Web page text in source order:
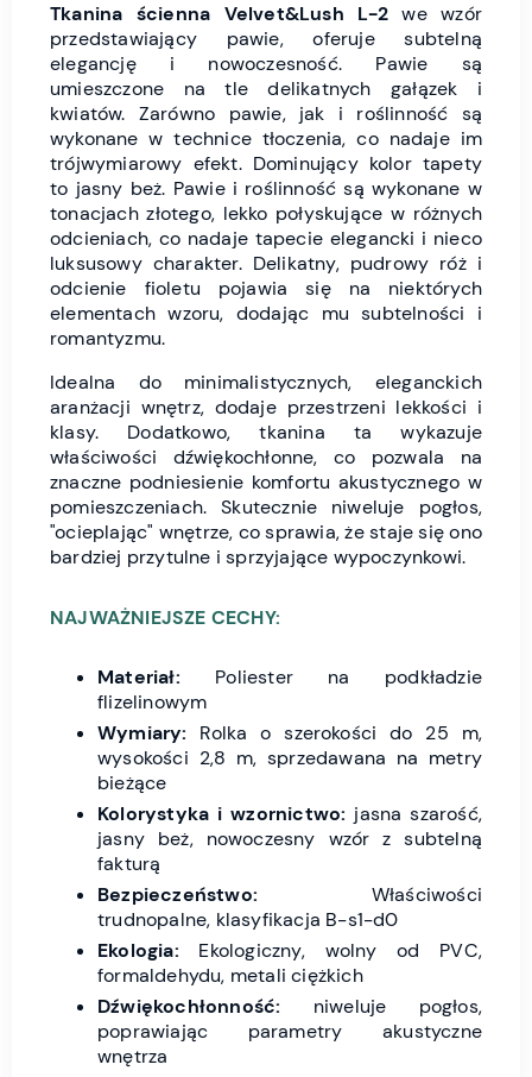
Tkanina ścienna Velvet&Lush L-2we wzór
przedstawiający pawie,
oferuje subtelną
elegancję i nowoczesność. Pawie są
umieszczone na tle delikatnych gałązek i
kwiatów. Zarówno pawie, jak i roślinność są
wykonane w technice tłoczenia, co nadaje im
trójwymiarowy efekt. Dominujący kolor tapety
to jasny beż. Pawie i roślinność są wykonane w
tonacjach złotego, lekko połyskujące w różnych
odcieniach, co nadaje tapecie elegancki i nieco
luksusowy charakter. Delikatny, pudrowy róż i
odcienie fioletu pojawia się na niektórych
elementach wzoru, dodając mu subtelności i
romantyzmu.
Idealna do minimalistycznych, eleganckich
aranżacji wnętrz, dodaje przestrzeni lekkości i
klasy. Dodatkowo, tkanina ta wykazuje
właściwości dźwiękochłonne, co pozwala na
znaczne podniesienie komfortu akustycznego w
pomieszczeniach. Skutecznie niweluje pogłos,
"ocieplając" wnętrze, co sprawia, że staje się ono
bardziej przytulne i sprzyjające wypoczynkowi.
NAJWAŻNIEJSZE CECHY:
Materiał: Poliester na podkładzie
flizelinowym
Wymiary: Rolka o szerokości do 25 m,
wysokości 2,8 m, sprzedawana na metry
bieżące
Kolorystyka i wzornictwo: jasna szarość,
jasny beż, nowoczesny wzór z subtelną
fakturą
Bezpieczeństwo: Właściwości
trudnopalne, klasyfikacja B-s1-d0
Ekologia: Ekologiczny, wolny od PVC,
formaldehydu, metali ciężkich
Dźwiękochłonność: niweluje pogłos,
poprawiając parametry akustyczne
wnętrza